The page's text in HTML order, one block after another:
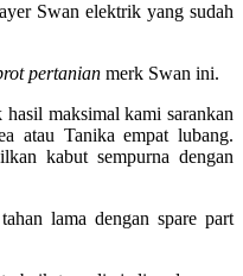
Swan elektrik yang sudah
pertanian merk Swan ini.
maksimal kami sarankan
atau Tanika empat lubang.
kabut sempurna dengan
lama dengan spare part